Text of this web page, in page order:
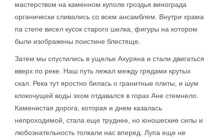
мастерством на каменном куполе гроздья винограда
органически сливались со всем ансамблем. Внутри храма
па степе висел кусок старого шелка, фигуры на котором
были изображены поистине блестяще.
Затем мы спустились в ущелье Ахуряна и стали двигаться
вверх по реке. Наш путь лежал между грядами крутых
скал. Река тут яростно билась о гранитные плиты, и шум
клокочущей воды эхом отдавался в горах Ане стемнело.
Каменистая дорога, которая и днем казалась
непроходимой, стала еще труднее, но юношеские силы и
любознательность толкали нас вперед. Лупа еще не